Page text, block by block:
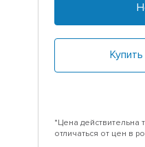
*Цена действительна
отличаться от цен в